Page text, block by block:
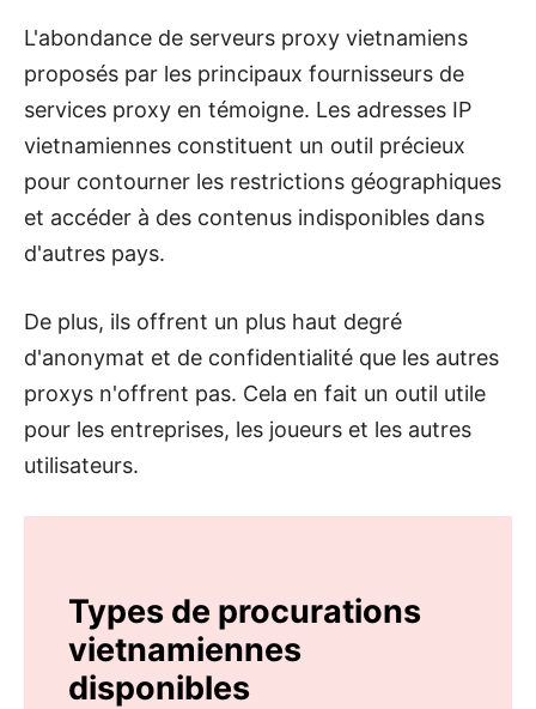
L'abondance de serveurs proxy vietnamiens
proposés par les principaux fournisseurs de
services proxy en témoigne. Les adresses IP
vietnamiennes constituent un outil précieux
pour contourner les restrictions géographiques
et accéder à des contenus indisponibles dans
d'autres pays.
De plus, ils offrent un plus haut degré
d'anonymat et de confidentialité que les autres
proxys n'offrent pas. Cela en fait un outil utile
pour les entreprises, les joueurs et les autres
utilisateurs.
Types de procurations
vietnamiennes
disponibles